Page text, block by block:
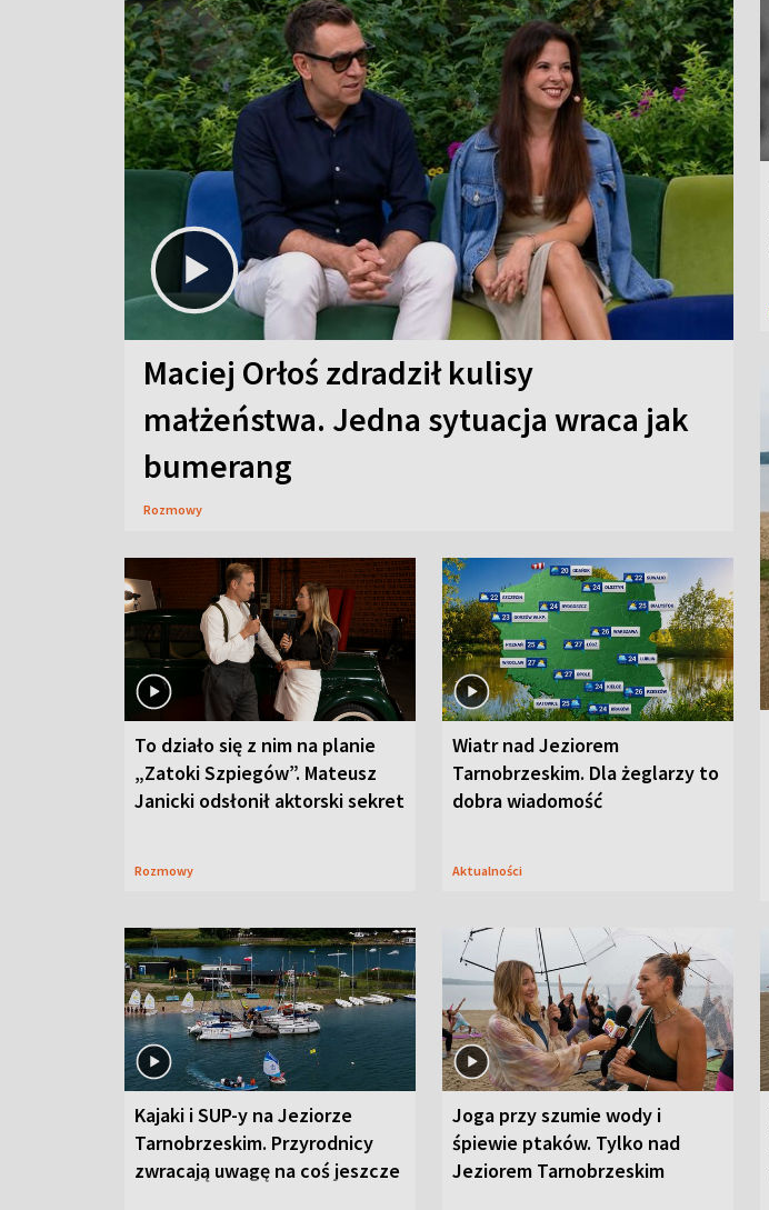
Maciej Orłoś zdradził kulisy
małżeństwa. Jedna sytuacja wraca jak
bumerang
Rozmowy
To działo się z nim na planie
„Zatoki Szpiegów”. Mateusz
Janicki odsłonił aktorski sekret
Rozmowy
Wiatr nad Jeziorem
Tarnobrzeskim. Dla żeglarzy to
dobra wiadomość
Aktualności
Kajaki i SUP-y na Jeziorze
Tarnobrzeskim. Przyrodnicy
zwracają uwagę na coś jeszcze
Joga przy szumie wody i
śpiewie ptaków. Tylko nad
Jeziorem Tarnobrzeskim